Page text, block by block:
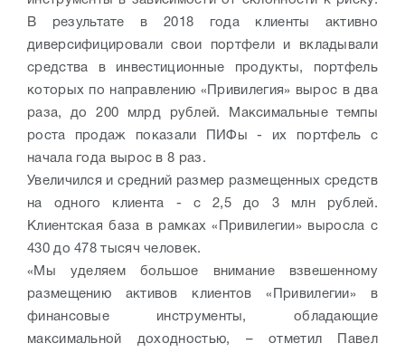
В результате в 2018 года клиенты активно
диверсифицировали свои портфели и вкладывали
средства в инвестиционные продукты, портфель
которых по направлению «Привилегия» вырос в два
раза, до 200 млрд рублей. Максимальные темпы
роста продаж показали ПИФы - их портфель с
начала года вырос в 8 раз.
Увеличился и средний размер размещенных средств
на одного клиента - с 2,5 до 3 млн рублей.
Клиентская база в рамках «Привилегии» выросла с
430 до 478 тысяч человек.
«Мы уделяем большое внимание взвешенному
размещению активов клиентов «Привилегии» в
финансовые инструменты, обладающие
максимальной доходностью, – отметил Павел